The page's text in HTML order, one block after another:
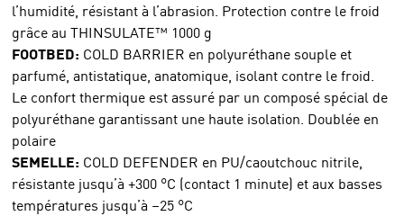
l’humidité, résistant à l’abrasion. Protection contre le froid
grâce au THINSULATE™ 1000 g
FOOTBED: COLD BARRIER en polyuréthane souple et
parfumé, antistatique, anatomique, isolant contre le froid.
Le confort thermique est assuré par un composé spécial de
polyuréthane garantissant une haute isolation. Doublée en
polaire
SEMELLE: COLD DEFENDER en PU/caoutchouc nitrile,
résistante jusqu’à +300 °C (contact 1 minute) et aux basses
températures jusqu’à –25 °C